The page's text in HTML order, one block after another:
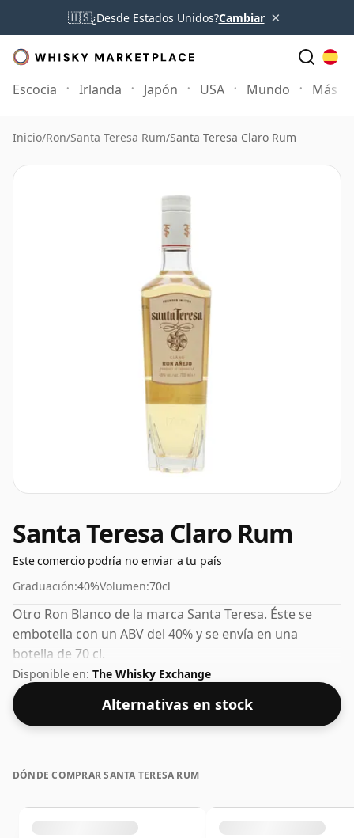
🇺🇸¿Desde Estados Unidos?Cambiar ×
Escocia Irlanda Japón USA Mundo Más
Inicio/Ron/Santa Teresa Rum/Santa Teresa Claro Rum
Santa Teresa Claro Rum
Este comercio podría no enviar a tu país
Graduación:40%Volumen:70cl
Otro Ron Blanco de la marca Santa Teresa. Éste se
embotella con un ABV del 40% y se envía en una
botella de 70 cl.
Disponible en: The Whisky Exchange
Alternativas en stock
DÓNDE COMPRAR SANTA TERESA RUM